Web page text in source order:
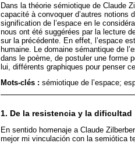
Dans la théorie sémiotique de Claude
capacité à convoquer d’autres
signification de l’espace en le
nous ont été suggérées par la lecture
sur la précédente. En effet, l’espace
humaine. Le domaine sémantique de
dans le poème, de postuler une forme
lui, différents graphiques pour penser ce
Mots-clés : sémiotique de l’espace;
1. De la resistencia y la dificultad
En sentido homenaje a Claude
mejor mi vinculación con la semiótica